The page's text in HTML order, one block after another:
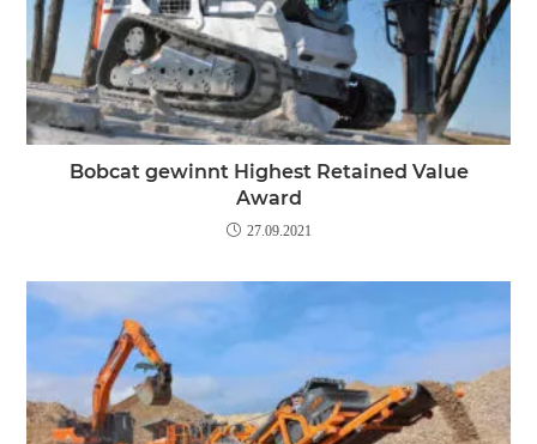
Bobcat gewinnt Highest Retained Value
Award
27.09.2021